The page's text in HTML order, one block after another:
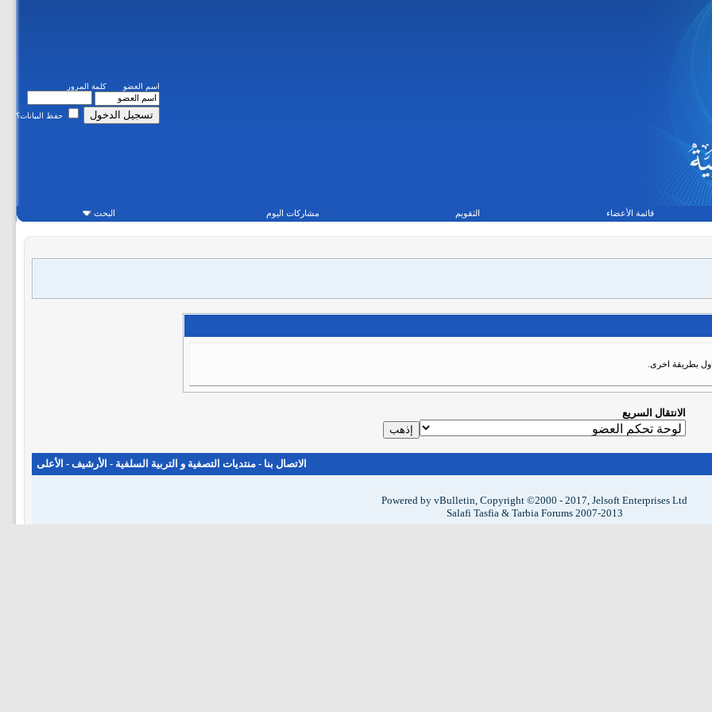
اسم العضو كلمة المرور
حفظ البيانات؟
قائمة الأعضاء التقويم مشاركات اليوم البحث
بطريقة اخرى.
الانتقال السريع
الاتصال بنا - منتديات التصفية و التربية السلفية - الأرشيف - الأعلى
Powered by vBulletin, Copyright ©2000 - 2017, Jelsoft Enterprises Ltd
Salafi Tasfia & Tarbia Forums 2007-2013